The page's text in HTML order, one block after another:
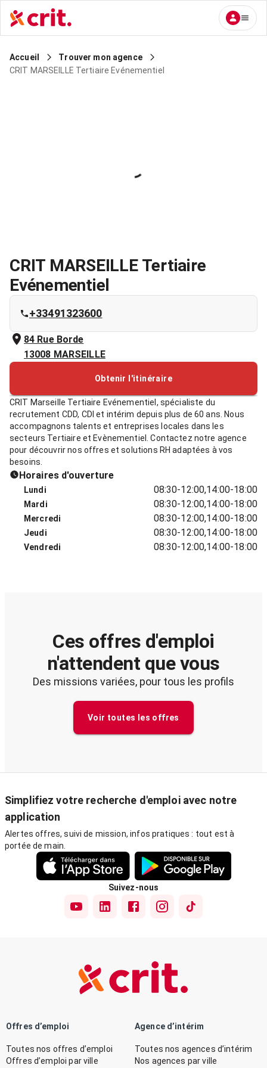
Accueil
Trouver mon agence
CRIT MARSEILLE Tertiaire Evénementiel
CRIT MARSEILLE Tertiaire
Evénementiel
+33491323600
84 Rue Borde
13008 MARSEILLE
Obtenir l'itinéraire
CRIT Marseille Tertiaire Evénementiel, spécialiste du
recrutement CDD, CDI et intérim depuis plus de 60 ans. Nous
accompagnons talents et entreprises locales dans les
secteurs Tertiaire et Evènementiel. Contactez notre agence
pour découvrir nos offres et solutions RH adaptées à vos
besoins.
Horaires d'ouverture
Lundi 08:30-12:00,14:00-18:00
Mardi 08:30-12:00,14:00-18:00
Mercredi 08:30-12:00,14:00-18:00
Jeudi 08:30-12:00,14:00-18:00
Vendredi 08:30-12:00,14:00-18:00
Ces offres d'emploi
n'attendent que vous
Des missions variées, pour tous les profils
Voir toutes les offres
Simplifiez votre recherche d'emploi avec notre
application
Alertes offres, suivi de mission, infos pratiques : tout est à
portée de main.
Suivez-nous
Offres d’emploi
Toutes nos offres d’emploi
Offres d’emploi par ville
Agence d’intérim
Toutes nos agences d’intérim
Nos agences par ville